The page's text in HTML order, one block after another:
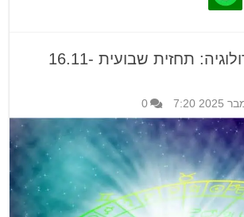
הורוסקופ/אסטרולוגיה: תחזית שבועית 16.11-
0